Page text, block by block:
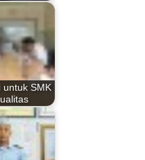
untuk SMK